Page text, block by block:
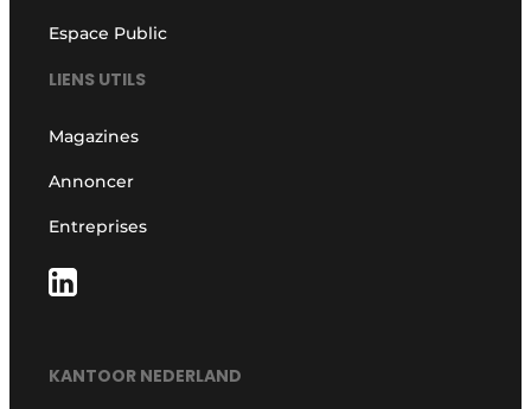
Espace Public
LIENS UTILS
Magazines
Annoncer
Entreprises
KANTOOR NEDERLAND